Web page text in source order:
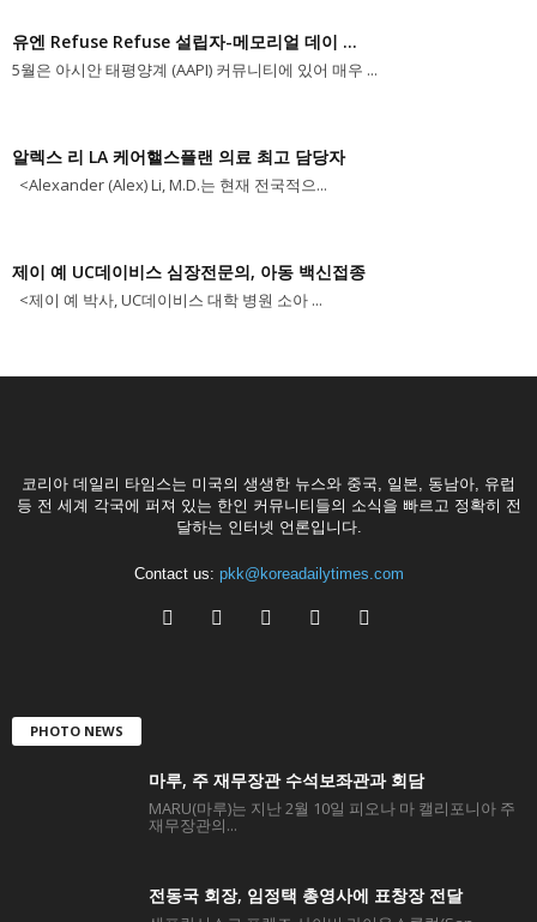
유엔 Refuse Refuse 설립자-메모리얼 데이 ...
5월은 아시안 태평양계 (AAPI) 커뮤니티에 있어 매우 ...
알렉스 리 LA 케어핼스플랜 의료 최고 담당자
<Alexander (Alex) Li, M.D.는 현재 전국적으...
제이 예 UC데이비스 심장전문의, 아동 백신접종
<제이 예 박사, UC데이비스 대학 병원 소아 ...
코리아 데일리 타임스는 미국의 생생한 뉴스와 중국, 일본, 동남아, 유럽
등 전 세계 각국에 퍼져 있는 한인 커뮤니티들의 소식을 빠르고 정확히 전
달하는 인터넷 언론입니다.
Contact us: pkk@koreadailytimes.com
PHOTO NEWS
마루, 주 재무장관 수석보좌관과 회담
MARU(마루)는 지난 2월 10일 피오나 마 캘리포니아 주
재무장관의...
전동국 회장, 임정택 총영사에 표창장 전달